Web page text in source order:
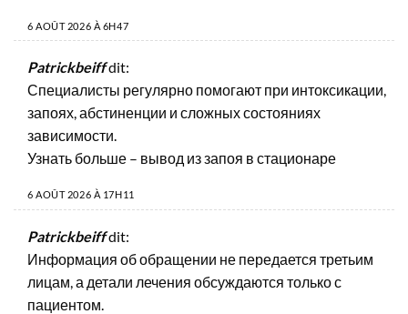
6 AOÛT 2026 À 6H47
Patrickbeiffdit:
Специалисты регулярно помогают при интоксикации,
запоях, абстиненции и сложных состояниях
зависимости.
Узнать больше – вывод из запоя в стационаре
6 AOÛT 2026 À 17H11
Patrickbeiffdit:
Информация об обращении не передается третьим
лицам, а детали лечения обсуждаются только с
пациентом.